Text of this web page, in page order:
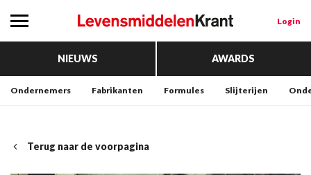
Login
NIEUWS AWARDS
Ondernemers Fabrikanten Formules Slijterijen
Terug naar de voorpagina